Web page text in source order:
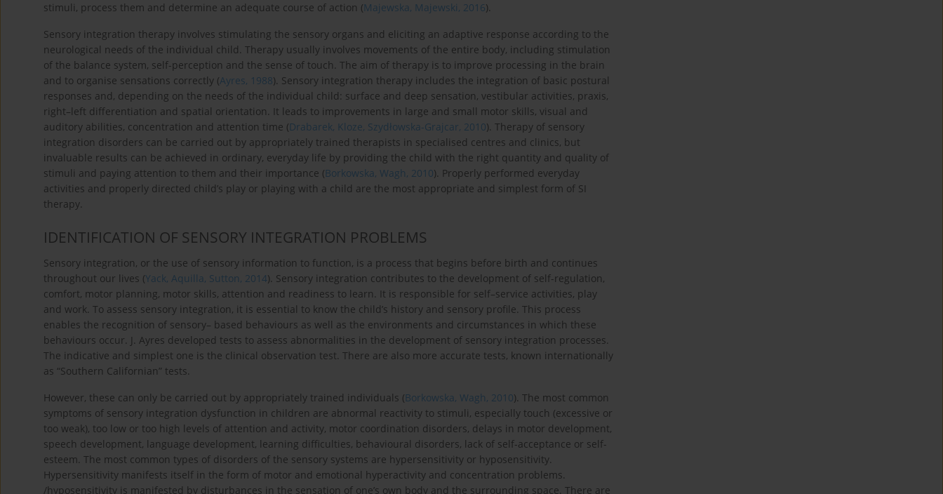
stimuli, process them and determine an adequate course of action (Majewska, Majewski, 2016).
Sensory integration therapy involves stimulating the sensory organs and eliciting an adaptive response according to the
neurological needs of the individual child. Therapy usually involves movements of the entire body, including stimulation
of the balance system, self-perception and the sense of touch. The aim of therapy is to improve processing in the brain
and to organise sensations correctly (Ayres, 1988). Sensory integration therapy includes the integration of basic postural
responses and, depending on the needs of the individual child: surface and deep sensation, vestibular activities, praxis,
right–left differentiation and spatial orientation. It leads to improvements in large and small motor skills, visual and
auditory abilities, concentration and attention time (Drabarek, Kloze, Szydłowska-Grajcar, 2010). Therapy of sensory
integration disorders can be carried out by appropriately trained therapists in specialised centres and clinics, but
invaluable results can be achieved in ordinary, everyday life by providing the child with the right quantity and quality of
stimuli and paying attention to them and their importance (Borkowska, Wagh, 2010). Properly performed everyday
activities and properly directed child’s play or playing with a child are the most appropriate and simplest form of SI
therapy.
IDENTIFICATION OF SENSORY INTEGRATION PROBLEMS
Sensory integration, or the use of sensory information to function, is a process that begins before birth and continues
throughout our lives (Yack, Aquilla, Sutton, 2014). Sensory integration contributes to the development of self-regulation,
comfort, motor planning, motor skills, attention and readiness to learn. It is responsible for self–service activities, play
and work. To assess sensory integration, it is essential to know the child’s history and sensory profile. This process
enables the recognition of sensory– based behaviours as well as the environments and circumstances in which these
behaviours occur. J. Ayres developed tests to assess abnormalities in the development of sensory integration processes.
The indicative and simplest one is the clinical observation test. There are also more accurate tests, known internationally
as “Southern Californian” tests.
However, these can only be carried out by appropriately trained individuals (Borkowska, Wagh, 2010). The most common
symptoms of sensory integration dysfunction in children are abnormal reactivity to stimuli, especially touch (excessive or
too weak), too low or too high levels of attention and activity, motor coordination disorders, delays in motor development,
speech development, language development, learning difficulties, behavioural disorders, lack of self-acceptance or self-
esteem. The most common types of disorders of the sensory systems are hypersensitivity or hyposensitivity.
Hypersensitivity manifests itself in the form of motor and emotional hyperactivity and concentration problems.
/hyposensitivity is manifested by disturbances in the sensation of one’s own body and the surrounding space. There are